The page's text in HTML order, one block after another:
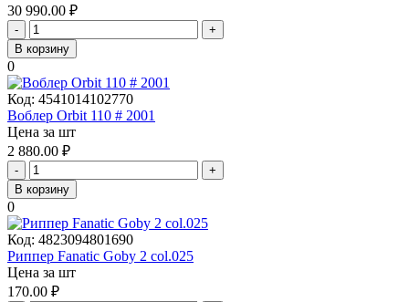
30 990.00 ₽
-
+
В корзину
0
Код: 4541014102770
Воблер Orbit 110 # 2001
Цена за шт
2 880.00 ₽
-
+
В корзину
0
Код: 4823094801690
Риппер Fanatic Goby 2 col.025
Цена за шт
170.00 ₽